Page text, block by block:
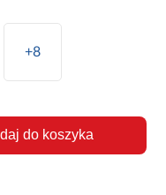
+8
do koszyka